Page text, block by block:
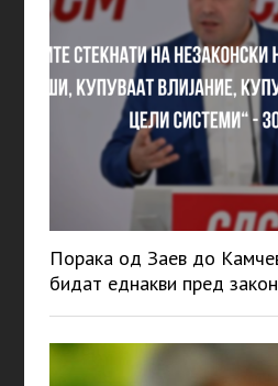
Порака од Заев до
бидат еднакви пред